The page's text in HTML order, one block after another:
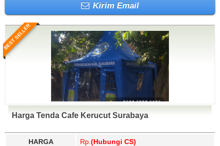
Kirim Email
BEST SELLER
Harga Tenda Cafe Kerucut Surabaya
HARGA Rp. (Hubungi CS)